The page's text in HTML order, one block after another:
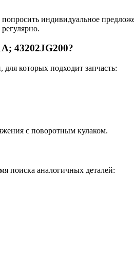
индивидуальное
43202JG200?
которых подходит запчасть:
с поворотным кулаком.
поиска аналогичных деталей: